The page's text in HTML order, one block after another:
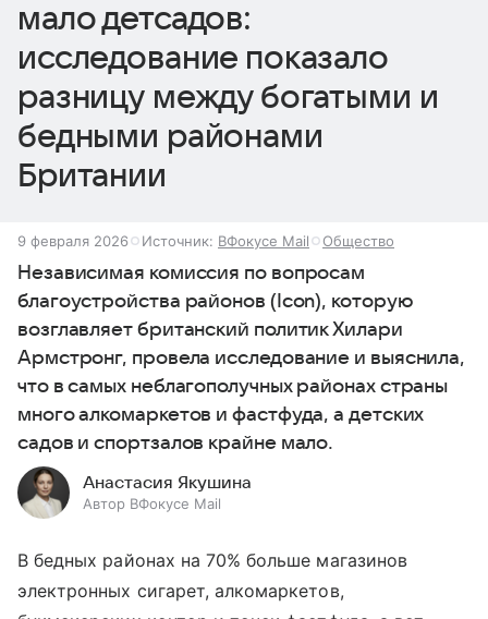
мало детсадов:
исследование показало
разницу между богатыми и
бедными районами
Британии
9 февраля 2026 Источник: ВФокусе Mail Общество
Независимая комиссия по вопросам
благоустройства районов (Icon), которую
возглавляет британский политик Хилари
Армстронг, провела исследование и выяснила,
что в самых неблагополучных районах страны
много алкомаркетов и фастфуда, а детских
садов и спортзалов крайне мало.
Анастасия Якушина
Автор ВФокусе Mail
В бедных районах на 70% больше магазинов
электронных сигарет, алкомаркетов,